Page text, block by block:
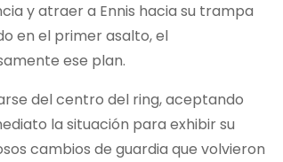
y atraer a Ennis hacia su trampa
en el primer asalto, el
ese plan.
del centro del ring, aceptando
la situación para exhibir su
cambios de guardia que volvieron